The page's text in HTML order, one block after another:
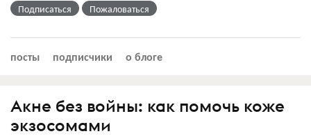
Подписаться Пожаловаться
посты подписчики о блоге
Акне без войны: как помочь коже
экзосомами